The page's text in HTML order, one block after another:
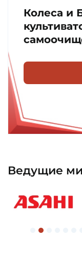
Колеса и
Ведущие